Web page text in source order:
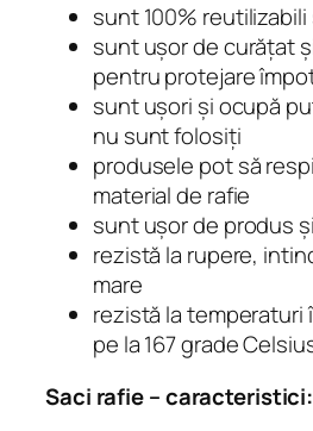
sunt 100% reutilizabili
sunt uşor de curăţat
pentru protejare
sunt uşori şi ocupă
nu sunt folosiţi
produsele pot să
material de rafie
sunt uşor de produs
rezistă la rupere,
mare
rezistă la
pe la 167 grade
Saci rafie – caracteristici: